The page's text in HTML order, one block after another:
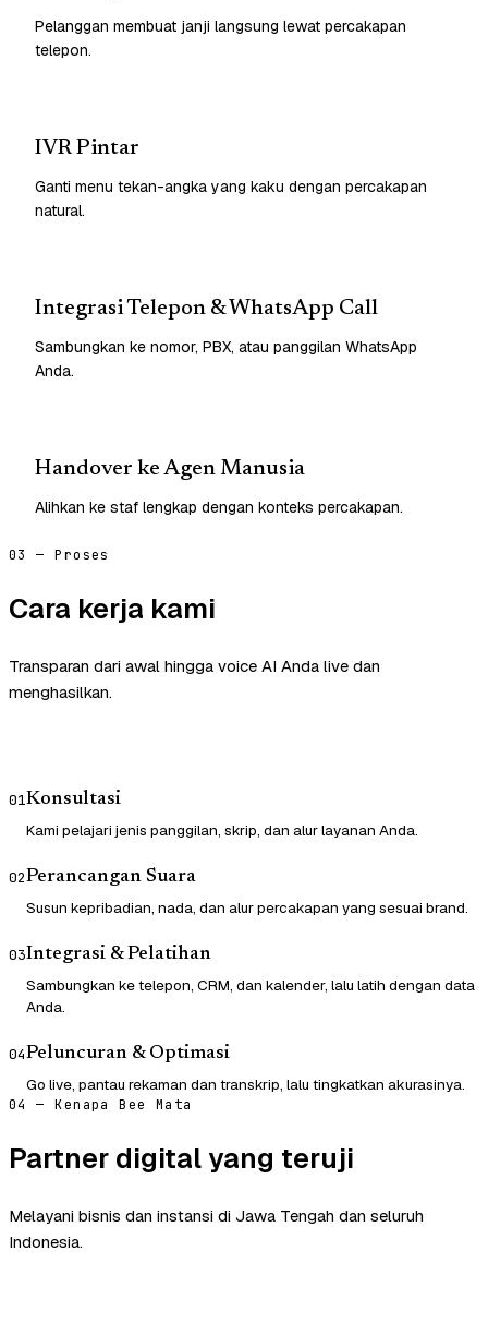
Pelanggan membuat janji langsung lewat percakapan
telepon.
IVR Pintar
Ganti menu tekan-angka yang kaku dengan percakapan
natural.
Integrasi Telepon & WhatsApp Call
Sambungkan ke nomor, PBX, atau panggilan WhatsApp
Anda.
Handover ke Agen Manusia
Alihkan ke staf lengkap dengan konteks percakapan.
03 — Proses
Cara kerja kami
Transparan dari awal hingga voice AI Anda live dan
menghasilkan.
01Konsultasi
Kami pelajari jenis panggilan, skrip, dan alur layanan Anda.
02Perancangan Suara
Susun kepribadian, nada, dan alur percakapan yang sesuai brand.
03Integrasi & Pelatihan
Sambungkan ke telepon, CRM, dan kalender, lalu latih dengan data
Anda.
04Peluncuran & Optimasi
Go live, pantau rekaman dan transkrip, lalu tingkatkan akurasinya.
04 — Kenapa Bee Mata
Partner digital yang teruji
Melayani bisnis dan instansi di Jawa Tengah dan seluruh
Indonesia.